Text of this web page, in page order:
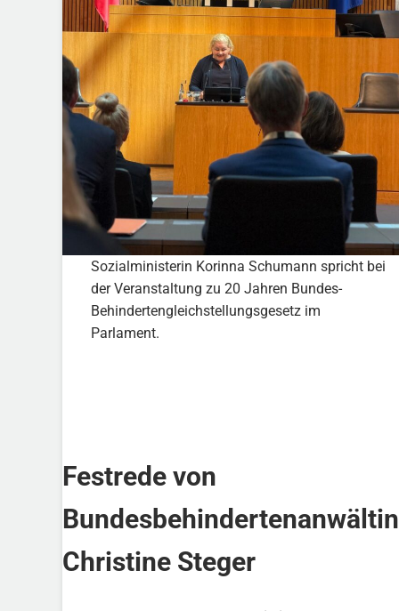
Sozialministerin Korinna Schumann spricht bei
der Veranstaltung zu 20 Jahren Bundes-
Behindertengleichstellungsgesetz im
Parlament.
Festrede von
Bundesbehindertenanwältin
Christine Steger